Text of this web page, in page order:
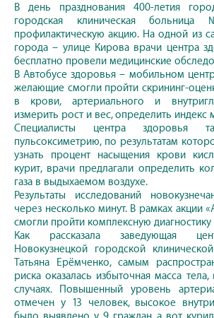
В день празднования 400-летия
городская клиническая
профилактическую акцию. На одной из
города – улице Кирова врачи центра
бесплатно провели медицинские
В Автобусе здоровья – мобильном
желающие смогли пройти скрининг-
в крови, артериального и
измерить рост и вес, определить индекс
Специалисты центра здоровья
пульсоксиметрию, по результатам
узнать процент насыщения крови
курит, врачи предлагали определить
газа в выдыхаемом воздухе.
Результаты исследований
через несколько минут. В рамках акции
смогли пройти комплексную
Как рассказала заведующая
Новокузнецкой городской
Татьяна Ерёмченко, самым
риска оказалась избыточная масса
случаях. Повышенный уровень
отмечен у 13 человек, высокое